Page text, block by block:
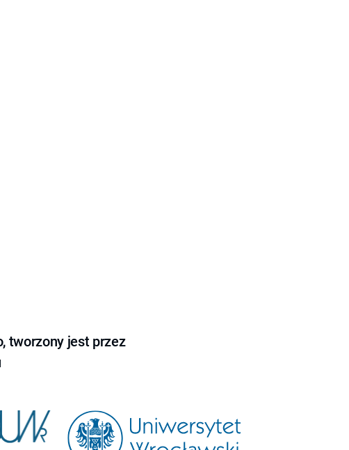
tworzony jest przez